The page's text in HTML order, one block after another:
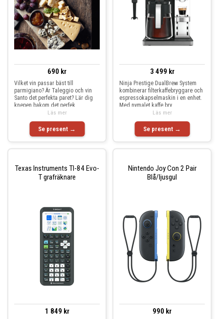
690 kr
Vilket vin passar bäst till
parmigiano? Är Taleggio och vin
Santo det perfekta paret? Lär dig
knepen bakom det perfek
Se present →
Läs mer
3 499 kr
Ninja Prestige DualBrew System
kombinerar filterkaffebryggare och
espressokapselmaskin i en enhet.
Med nymalet kaffe bry
Se present →
Läs mer
Texas Instruments TI-84 Evo-
T grafräknare
1 849 kr
Nintendo Joy Con 2 Pair
Blå/ljusgul
990 kr